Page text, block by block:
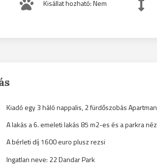
Kisállat hozható: Nem
Kiadó egy 3 háló nappalis, 2 fürdőszobás
A lakás a 6. emeleti lakás 85 m2-es és a parkra
A bérleti díj 1600 euro plusz rezsi
Ingatlan neve: 22 Dandar Park